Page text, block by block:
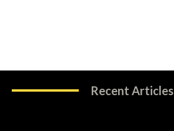
Recent Articles